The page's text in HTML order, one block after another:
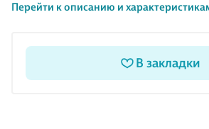
гибели игравшей с огнем Марианны,
выполнить задуманное, если чувство до
пути стоит самый дорогой ей человек?..
Перейти к описанию и
В закладки